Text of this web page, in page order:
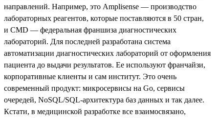
направлений. Например, это Amplisense — производство
лабораторных реагентов, которые поставляются в 50 стран,
и CMD — федеральная франшиза диагностических
лабораторий. Для последней разработана система
автоматизации диагностических лабораторий от оформления
пациента до выдачи результатов. Ее используют франчайзи,
корпоративные клиенты и сам институт. Это очень
современный продукт: микросервисы на Go, сервисы
очередей, NoSQL/SQL-архитектура баз данных и так далее.
Кстати, в медицинской разработке все взаимосвязано,